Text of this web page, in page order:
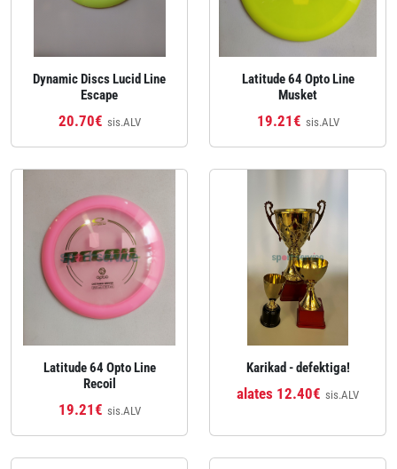
Dynamic Discs Lucid Line
Escape
20.70€ sis.ALV
Latitude 64 Opto Line
Musket
19.21€ sis.ALV
Latitude 64 Opto Line
Recoil
19.21€ sis.ALV
Karikad - defektiga!
alates 12.40€ sis.ALV